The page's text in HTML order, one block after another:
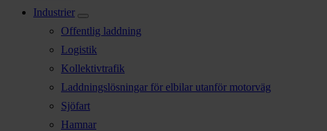
Industrier
Offentlig laddning
Logistik
Kollektivtrafik
Laddningslösningar för elbilar utanför motorväg
Sjöfart
Hamnar